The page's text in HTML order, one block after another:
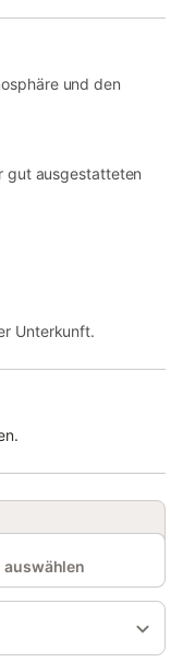
und den
gut ausgestatteten
Unterkunft.
auswählen